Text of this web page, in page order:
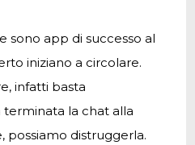
app di successo al
iniziano a circolare.
infatti basta
terminata la chat alla
possiamo distruggerla.